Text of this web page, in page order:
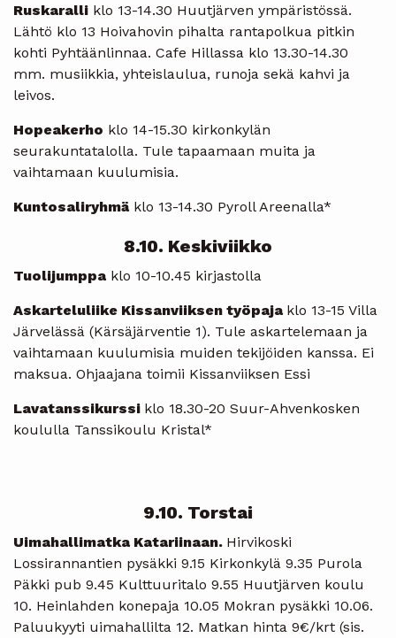
Ruskaralli klo 13-14.30 Huutjärven ympäristössä.
Lähtö klo 13 Hoivahovin pihalta rantapolkua pitkin
kohti Pyhtäänlinnaa. Cafe Hillassa klo 13.30-14.30
mm. musiikkia, yhteislaulua, runoja sekä kahvi ja
leivos.
Hopeakerho klo 14-15.30 kirkonkylän
seurakuntatalolla. Tule tapaamaan muita ja
vaihtamaan kuulumisia.
Kuntosaliryhmäklo 13-14.30 Pyroll Areenalla*
8.10. Keskiviikko
Tuolijumppaklo 10-10.45 kirjastolla
Askarteluliike Kissanviiksen työpaja klo 13-15 Villa
Järvelässä (Kärsäjärventie 1). Tule askartelemaan ja
vaihtamaan kuulumisia muiden tekijöiden kanssa. Ei
maksua. Ohjaajana toimii Kissanviiksen Essi
Lavatanssikurssi klo 18.30-20 Suur-Ahvenkosken
koululla Tanssikoulu Kristal*
9.10. Torstai
Uimahallimatka Katariinaan. Hirvikoski
Lossirannantien pysäkki 9.15 Kirkonkylä 9.35 Purola
Päkki pub 9.45 Kulttuuritalo 9.55 Huutjärven koulu
10. Heinlahden konepaja 10.05 Mokran pysäkki 10.06.
Paluukyyti uimahallilta 12. Matkan hinta 9€/krt (sis.